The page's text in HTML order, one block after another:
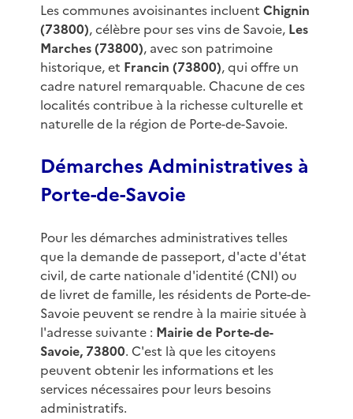
Les communes avoisinantes incluent Chignin
(73800), célèbre pour ses vins de Savoie, Les
Marches (73800), avec son patrimoine
historique, et Francin (73800), qui offre un
cadre naturel remarquable. Chacune de ces
localités contribue à la richesse culturelle et
naturelle de la région de Porte-de-Savoie.
Démarches Administratives à
Porte-de-Savoie
Pour les démarches administratives telles
que la demande de passeport, d'acte d'état
civil, de carte nationale d'identité (CNI) ou
de livret de famille, les résidents de Porte-de-
Savoie peuvent se rendre à la mairie située à
l'adresse suivante : Mairie de Porte-de-
Savoie, 73800. C'est là que les citoyens
peuvent obtenir les informations et les
services nécessaires pour leurs besoins
administratifs.